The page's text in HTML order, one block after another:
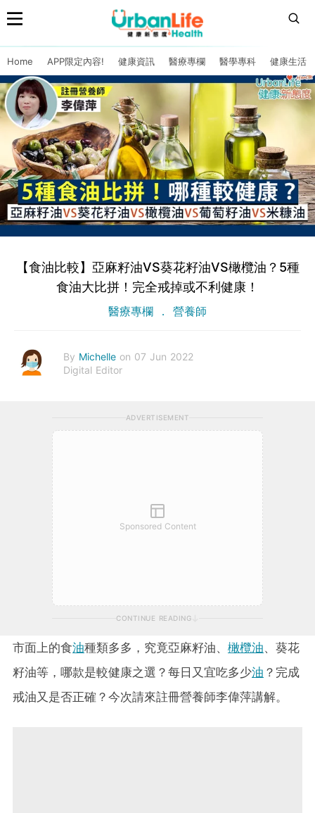
Home APP限定內容! 健康資訊 醫療專欄 醫學專科 健康生活
【食油比較】亞麻籽油VS葵花籽油VS橄欖油？5種
食油大比拼！完全戒掉或不利健康！
醫療專欄 營養師
By Michelle on 07 Jun 2022
Digital Editor
ADVERTISEMENT
Sponsored Content
CONTINUE READING
市面上的食油種類多多，究竟亞麻籽油、 橄欖油、葵花
籽油等，哪款是較健康之選？每日又宜吃多少油 ？完成
戒油又是否正確？今次請來註冊營養師李偉萍講解。